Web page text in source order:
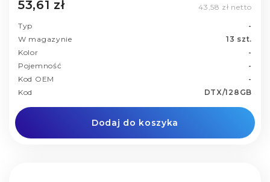
53,61 zł 43,58 zł netto
Typ
-
W magazynie
13 szt.
Kolor
-
Pojemność
-
Kod OEM
-
Kod
DTX/128GB
Dodaj do koszyka